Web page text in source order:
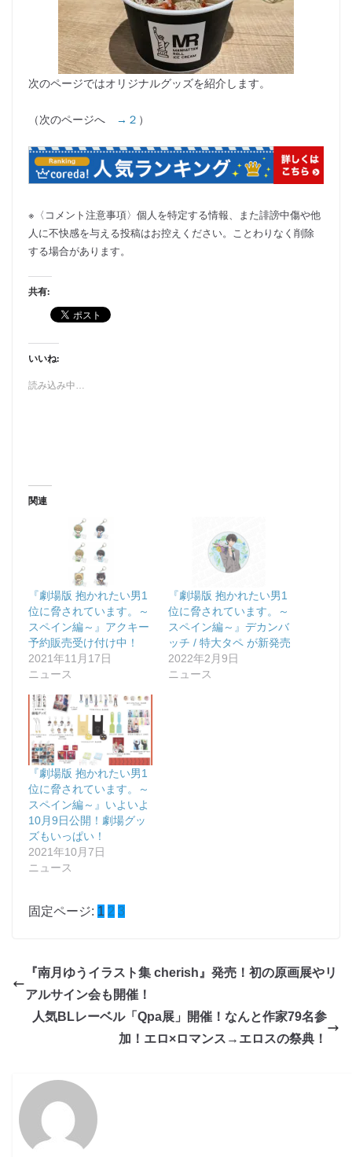
次のページではオリジナルグッズを紹介します。
（次のページへ →２ ）
※〈コメント注意事項〉個人を特定する情報、また誹謗中傷や他
人に不快感を与える投稿はお控えください。ことわりなく削除
する場合があります。
共有:
いいね:
読み込み中…
関連
『劇場版 抱かれたい男1
位に脅されています。～
スペイン編～』アクキー
予約販売受け付け中！
2021年11月17日
ニュース
『劇場版 抱かれたい男1
位に脅されています。～
スペイン編～』デカンバ
ッチ / 特大タペ が新発売
2022年2月9日
ニュース
『劇場版 抱かれたい男1
位に脅されています。～
スペイン編～』いよいよ
10月9日公開！劇場グッ
ズもいっぱい！
2021年10月7日
ニュース
固定ページ: 1 2 3
『南月ゆうイラスト集 cherish』発売！初の原画展やリ
アルサイン会も開催！
人気BLレーベル「Qpa展」開催！なんと作家79名参
加！エロ×ロマンス→エロスの祭典！